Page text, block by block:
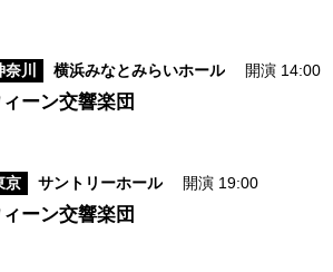
奈川 横浜みなとみらいホール 開演 14:00
ィーン交響楽団
京 サントリーホール 開演 19:00
ィーン交響楽団